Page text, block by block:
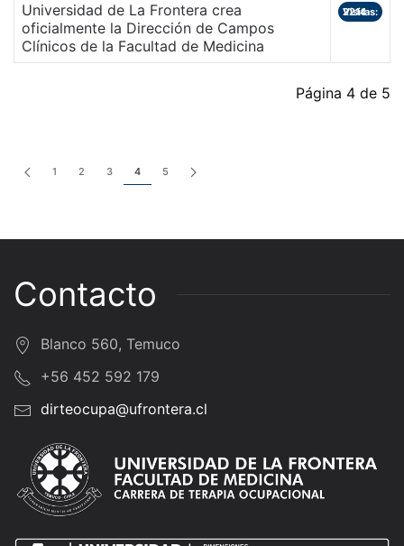
Universidad de La Frontera crea
oficialmente la Dirección de Campos
Clínicos de la Facultad de Medicina
Visitas: 2214
Página 4 de 5
1 2 3 4 5
Contacto
Blanco 560, Temuco
+56 452 592 179
dirteocupa@ufrontera.cl